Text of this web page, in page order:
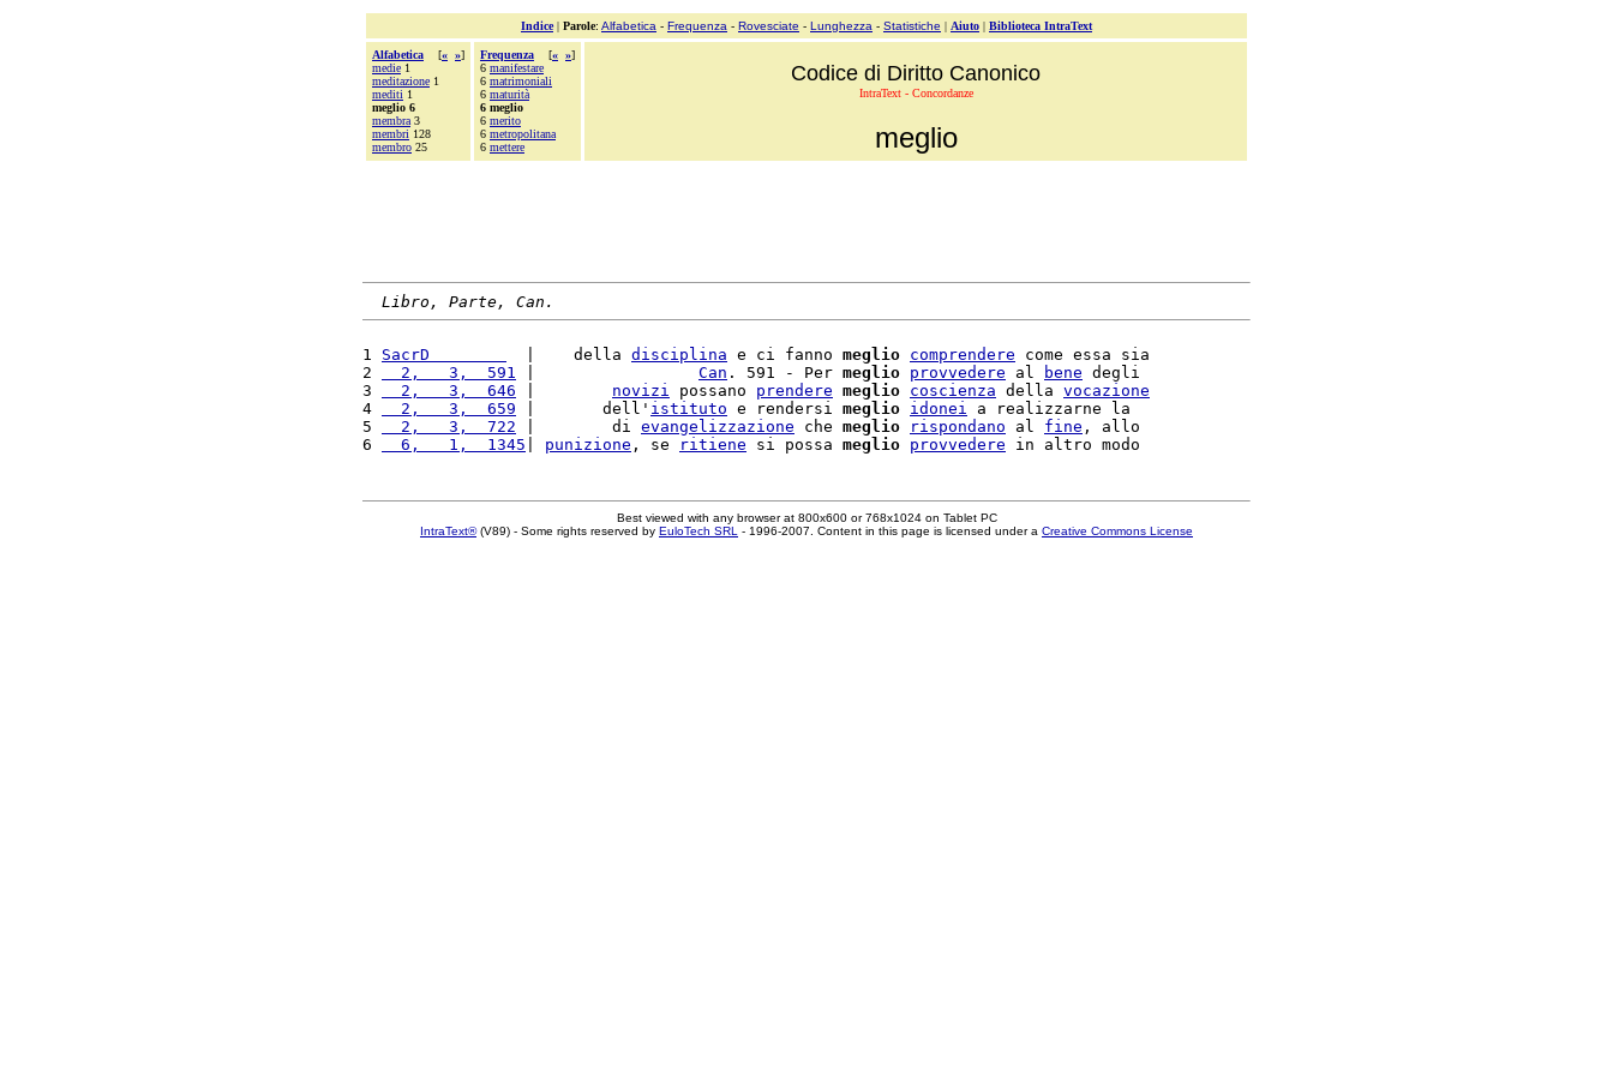
Indice| Parole: Alfabetica - Frequenza - Rovesciate - Lunghezza - Statistiche | Aiuto | Biblioteca IntraText
Alfabetica [« »]
medie 1
meditazione 1
mediti 1
meglio 6
membra 3
membri 128
membro 25
Frequenza [« »]
6 manifestare
6 matrimoniali
6 maturità
6 meglio
6 merito
6 metropolitana
6 mettere
Codice di Diritto Canonico
IntraText - Concordanze
meglio
Libro, Parte, Can.
1 SacrD
  |    della
disciplina e ci fanno meglio comprendere come essa sia
2
  2,   3,  591
Can . 591 - Per meglio provvedere al bene degli
3
  2,   3,  646
novizi possano prendere meglio coscienza della vocazione
4
  2,   3,  659
|       dell' istituto e rendersi meglio idonei a realizzarne la
5
  2,   3,  722
|        di evangelizzazione che meglio rispondano al fine , allo
6
  6,   1,  1345
punizione , se ritiene si possa meglio provvedere
Best viewed with any browser at 800x600 or 768x1024 on Tablet PC
IntraText®(V89) - Some rights reserved by EuloTech SRL - 1996-2007. Content in this page is licensed under a Creative Commons License